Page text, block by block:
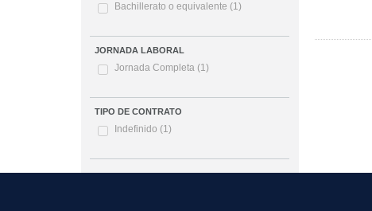
Bachillerato o equivalente (1)
JORNADA LABORAL
Jornada Completa (1)
TIPO DE CONTRATO
Indefinido (1)